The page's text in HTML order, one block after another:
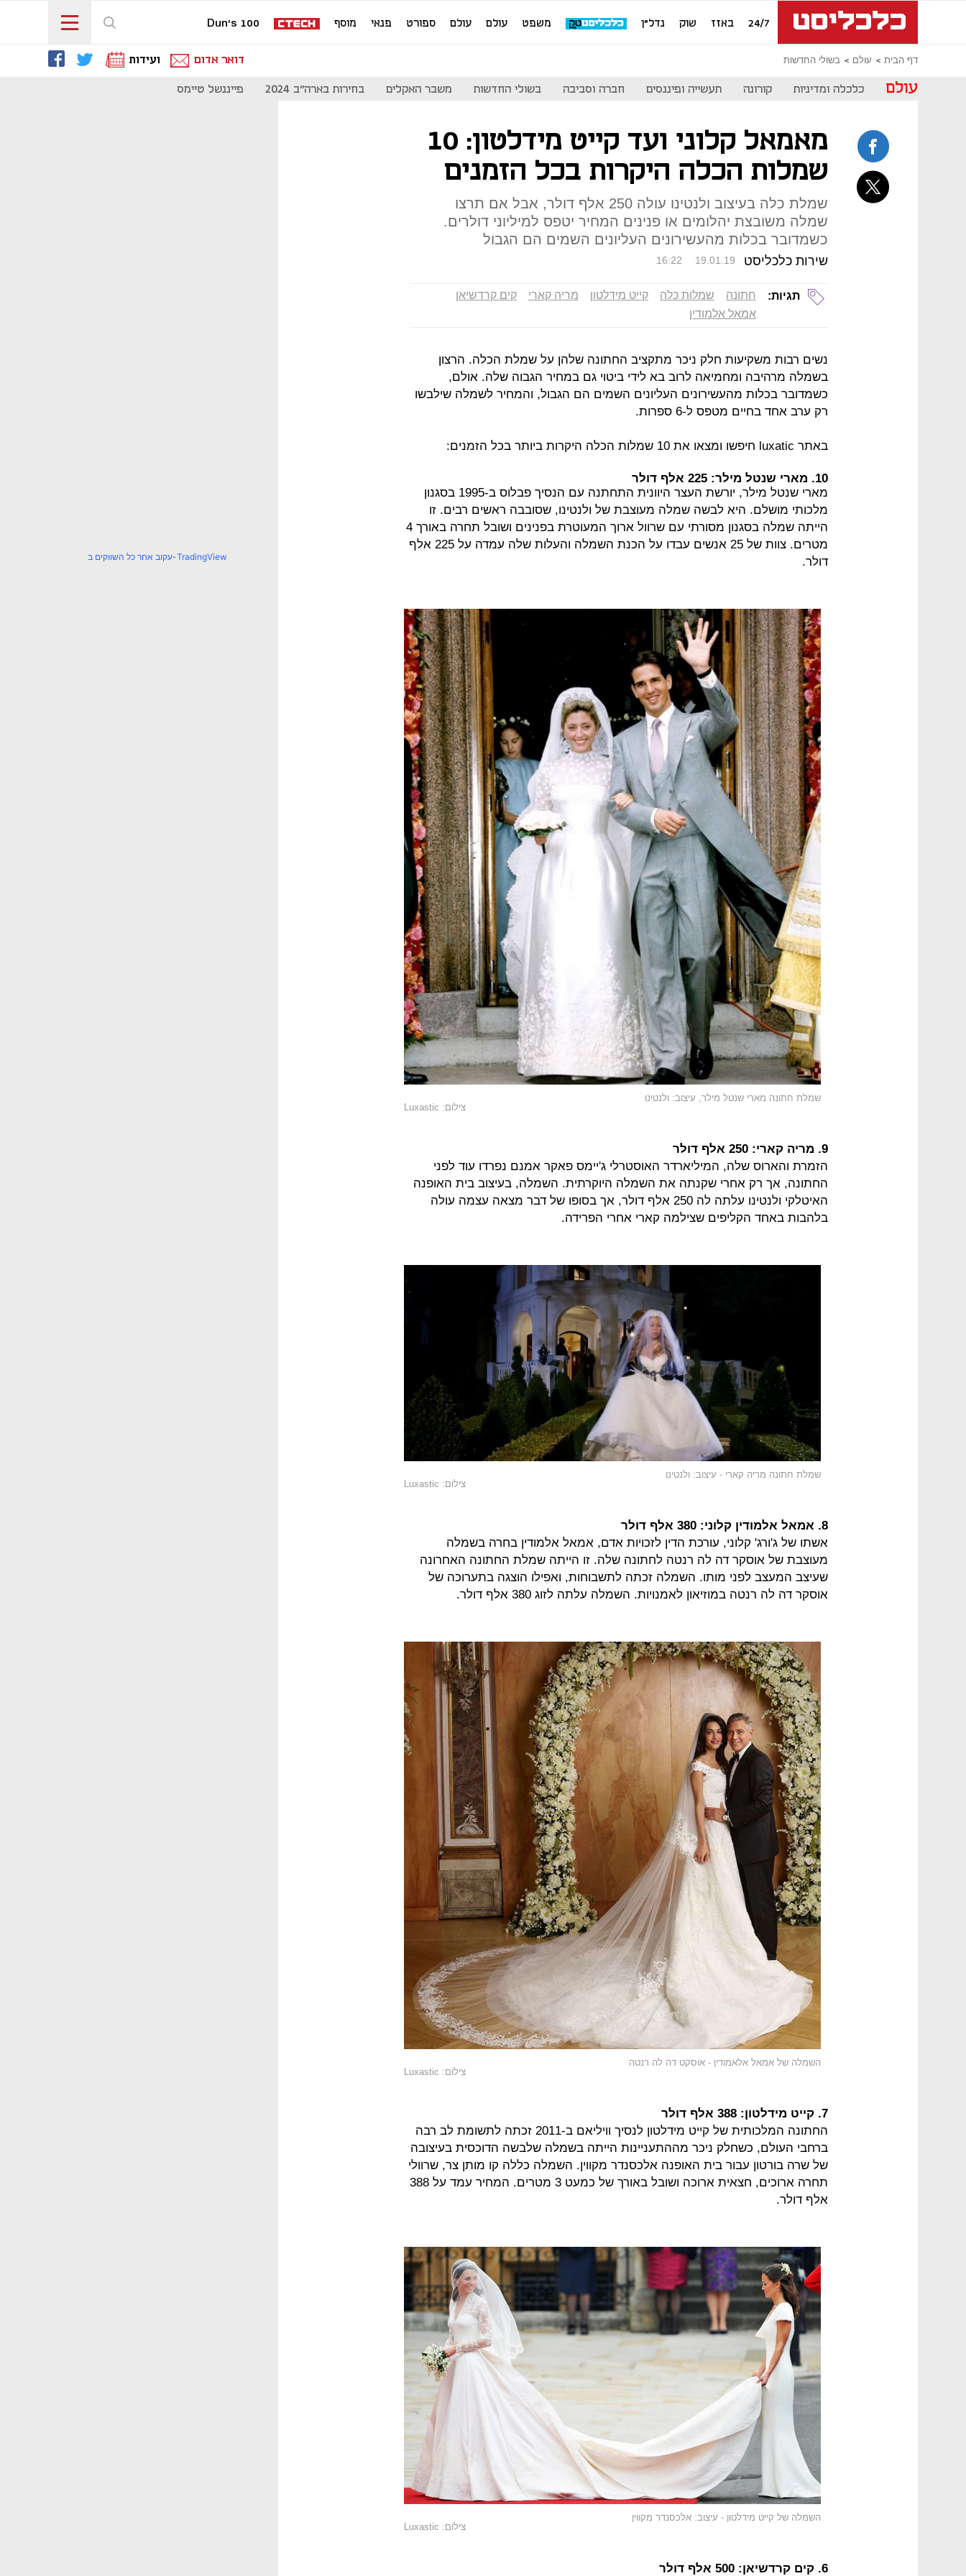
24/7 באזז שוק נדל"ן משפט עולם עולם ספורט פנאי מוסף Dun's 100
דף הבית עולם בשולי החדשות דואר אדום ועידות
עולם כלכלה ומדיניות קורונה תעשייה ופיננסים חברה וסביבה בשולי החדשות משבר האקלים בחירות בארה"ב 2024 פייננשל טיימס
מאמאל קלוני ועד קייט מידלטון: 10
שמלות הכלה היקרות בכל הזמנים
שמלת כלה בעיצוב ולנטינו עולה 250 אלף דולר, אבל אם תרצו
שמלה משובצת יהלומים או פנינים המחיר יטפס למיליוני דולרים.
כשמדובר בכלות מהעשירונים העליונים השמים הם הגבול
שירות כלכליסט 16:22 19.01.19
תגיות: חתונה שמלות כלה קייט מידלטון מריה קארי
קים קרדשיאן
אמאל אלמודין
נשים רבות משקיעות חלק ניכר מתקציב החתונה שלהן על שמלת הכלה. הרצון
בשמלה מרהיבה ומחמיאה לרוב בא לידי ביטוי גם במחיר הגבוה שלה. אולם,
כשמדובר בכלות מהעשירונים העליונים השמים הם הגבול, והמחיר לשמלה שילבשו
רק ערב אחד בחיים מטפס ל-6 ספרות.
באתר luxatic חיפשו ומצאו את 10 שמלות הכלה היקרות ביותר בכל הזמנים:
10. מארי שנטל מילר: 225 אלף דולר
מארי שנטל מילר, יורשת העצר היוונית התחתנה עם הנסיך פבלוס ב-1995 בסגנון
מלכותי מושלם. היא לבשה שמלה מעוצבת של ולנטינו, שסובבה ראשים רבים. זו
הייתה שמלה בסגנון מסורתי עם שרוול ארוך המעוטרת בפנינים ושובל תחרה באורך 4
מטרים. צוות של 25 אנשים עבדו על הכנת השמלה והעלות שלה עמדה על 225 אלף
דולר.
שמלת חתונה מארי שנטל מילר, עיצוב: ולנטינו
צילום: Luxastic
9. מריה קארי: 250 אלף דולר
הזמרת והארוס שלה, המיליארדר האוסטרלי ג'יימס פאקר אמנם נפרדו עוד לפני
החתונה, אך רק אחרי שקנתה את השמלה היוקרתית. השמלה, בעיצוב בית האופנה
האיטלקי ולנטינו עלתה לה 250 אלף דולר, אך בסופו של דבר מצאה עצמה עולה
בלהבות באחד הקליפים שצילמה קארי אחרי הפרידה.
שמלת חתונה מריה קארי - עיצוב: ולנטינו
צילום: Luxastic
8. אמאל אלמודין קלוני: 380 אלף דולר
אשתו של ג'ורג' קלוני, עורכת הדין לזכויות אדם, אמאל אלמודין בחרה בשמלה
מעוצבת של אוסקר דה לה רנטה לחתונה שלה. זו הייתה שמלת החתונה האחרונה
שעיצב המעצב לפני מותו. השמלה זכתה לתשבוחות, ואפילו הוצגה בתערוכה של
אוסקר דה לה רנטה במוזיאון לאמנויות. השמלה עלתה לזוג 380 אלף דולר.
השמלה של אמאל אלאמודין - אוסקט דה לה רנטה
צילום: Luxastic
7. קייט מידלטון: 388 אלף דולר
החתונה המלכותית של קייט מידלטון לנסיך וויליאם ב-2011 זכתה לתשומת לב רבה
ברחבי העולם, כשחלק ניכר מההתעניינות הייתה בשמלה שלבשה הדוכסית בעיצובה
של שרה בורטון עבור בית האופנה אלכסנדר מקווין. השמלה כללה קו מותן צר, שרוולי
תחרה ארוכים, חצאית ארוכה ושובל באורך של כמעט 3 מטרים. המחיר עמד על 388
אלף דולר.
השמלה של קייט מידלטון - עיצוב: אלכסנדר מקווין
צילום: Luxastic
6. קים קרדשיאן: 500 אלף דולר
עקוב אחר כל השווקים ב-TradingView